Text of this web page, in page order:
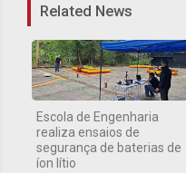
Related News
Escola de Engenharia
realiza ensaios de
segurança de baterias de
íon lítio